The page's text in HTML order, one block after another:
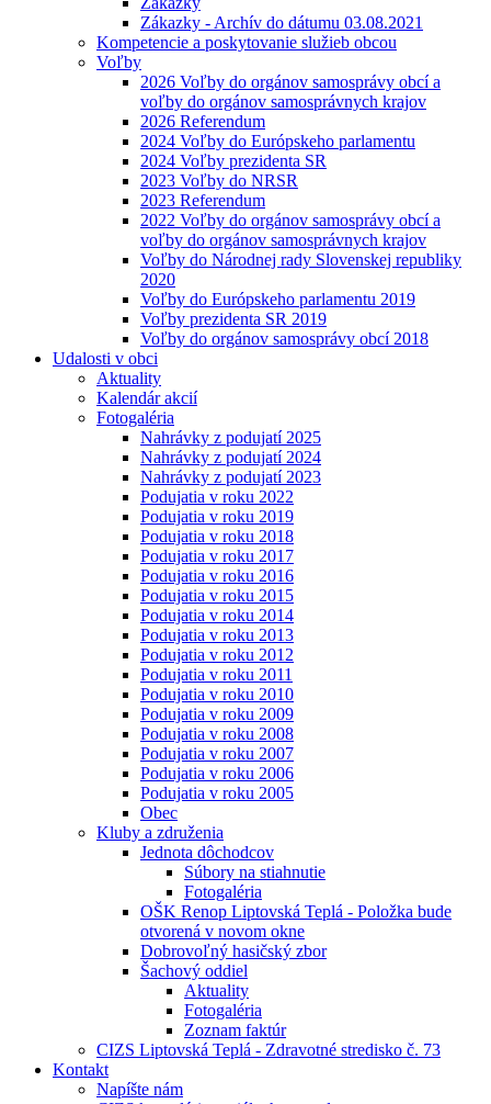
Zákazky - Archív do dátumu 03.08.2021
Kompetencie a poskytovanie služieb obcou
Voľby
2026 Voľby do orgánov samosprávy obcí a
voľby do orgánov samosprávnych krajov
2026 Referendum
2024 Voľby do Európskeho parlamentu
2024 Voľby prezidenta SR
2023 Voľby do NRSR
2023 Referendum
2022 Voľby do orgánov samosprávy obcí a
voľby do orgánov samosprávnych krajov
Voľby do Národnej rady Slovenskej republiky
2020
Voľby do Európskeho parlamentu 2019
Voľby prezidenta SR 2019
Voľby do orgánov samosprávy obcí 2018
Udalosti v obci
Aktuality
Kalendár akcií
Fotogaléria
Nahrávky z podujatí 2025
Nahrávky z podujatí 2024
Nahrávky z podujatí 2023
Podujatia v roku 2022
Podujatia v roku 2019
Podujatia v roku 2018
Podujatia v roku 2017
Podujatia v roku 2016
Podujatia v roku 2015
Podujatia v roku 2014
Podujatia v roku 2013
Podujatia v roku 2012
Podujatia v roku 2011
Podujatia v roku 2010
Podujatia v roku 2009
Podujatia v roku 2008
Podujatia v roku 2007
Podujatia v roku 2006
Podujatia v roku 2005
Obec
Kluby a združenia
Jednota dôchodcov
Súbory na stiahnutie
Fotogaléria
OŠK Renop Liptovská Teplá - Položka bude
otvorená v novom okne
Dobrovoľný hasičský zbor
Šachový oddiel
Aktuality
Fotogaléria
Zoznam faktúr
CIZS Liptovská Teplá - Zdravotné stredisko č. 73
Kontakt
Napíšte nám